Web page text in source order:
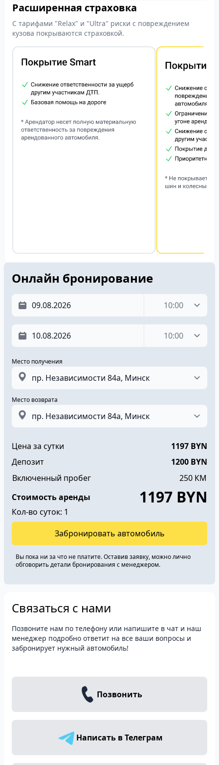
Расширенная страховка
С тарифами "Relax" и "Ultra" риски с повреждением
кузова покрываются страховкой.
Онлайн бронирование
Время
Время
Место получения
Место возврата
Цена за сутки 1197 BYN
Депозит
1200 BYN
Включенный пробег
250 КМ
Стоимость аренды
1197 BYN
Кол-во суток: 1
Забронировать автомобиль
Вы пока ни за что не платите. Оставив заявку, можно лично
обговорить детали бронирования c менеджером.
Связаться с нами
Позвоните нам по телефону или напишите в чат и наш
менеджер подробно ответит на все ваши вопросы и
забронирует нужный автомобиль!
Позвонить
Написать в Телеграм